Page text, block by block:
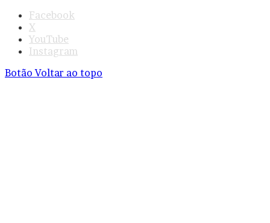
Facebook
X
YouTube
Instagram
Botão Voltar ao topo